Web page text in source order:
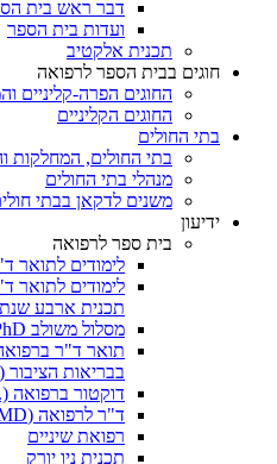
דבר ראש בית
ועדות בית הספר
תכנית אלקטיב
חוגים בבית הספר לרפואה
החוגים הפרה-קליניים
החוגים הקליניים
בתי החולים
בתי החולים, המחלקות
מנהלי בתי החולים
משנים לדקאן בבתי
ידיעון
בית ספר לרפואה
לימודים לתואר
לימודים לתואר
תכנית ארבע
מסלול משולב MD PhD
בבריאות הציבור (M.P.H)
דוקטור ברפואה (.M.D) ובהנדסה ביו-רפואית
ד"ר לרפואה (MD) ובביואינפורמטיקה
רפואת שיניים
תכנית ניו יורק